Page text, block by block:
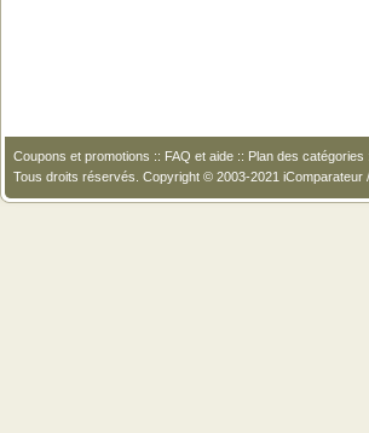
Coupons et promotions :: FAQ et aide :: Plan des catégories
Tous droits réservés. Copyright © 2003-2021